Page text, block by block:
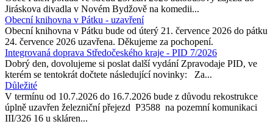
Jiráskova divadla v Novém Bydžově na komedii...
Obecní knihovna v Pátku - uzavření
Obecní knihovna v Pátku bude od úterý 21. července 2026 do pátku
24. července 2026 uzavřena. Děkujeme za pochopení.
Integrovaná doprava Středočeského kraje - PID 7/2026
Dobrý den, dovolujeme si poslat další vydání Zpravodaje PID, ve
kterém se tentokrát dočtete následující novinky: Za...
Důležité
V termínu od 10.7.2026 do 16.7.2026 bude z důvodu rekostrukce
úplně uzavřen železniční přejezd P3588 na pozemní komunikaci
III/326 16 u skláren...